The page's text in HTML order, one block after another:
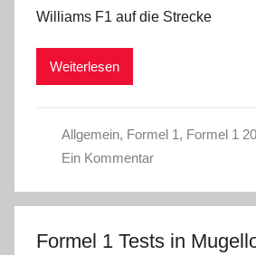
Williams F1 auf die Strecke
Weiterlesen
Allgemein, Formel 1, Formel 1
Ein Kommentar
Formel 1 Tests in